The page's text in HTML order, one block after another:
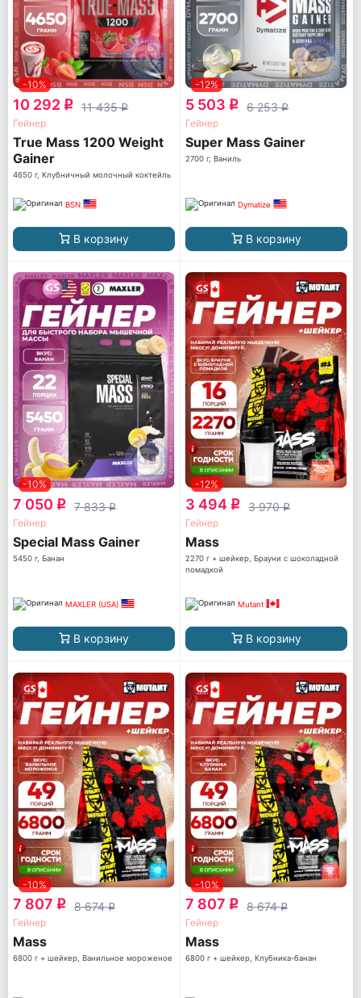
-10%
10 292 q 11 435q
Гейнер
True Mass 1200 Weight
Gainer
4650 г, Клубничный молочный коктейль
BSN
В корзину
-12%
5 503 q 6 253q
Гейнер
Super Mass Gainer
2700 г, Ваниль
Dymatize
В корзину
-10%
7 050 q 7 833q
Гейнер
Special Mass Gainer
5450 г, Банан
MAXLER (USA)
В корзину
-12%
3 494 q 3 970q
Гейнер
Mass
2270 г + шейкер, Брауни с шоколадной
помадкой
Mutant
В корзину
-10%
7 807 q 8 674q
Гейнер
Mass
6800 г + шейкер, Ванильное мороженое
-10%
7 807 q 8 674q
Гейнер
Mass
6800 г + шейкер, Клубника-банан